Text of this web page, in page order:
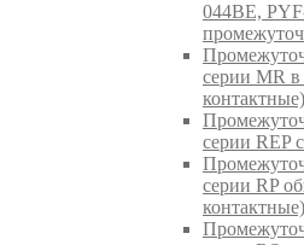
044BE,
серии MR
серии REP
серии RP